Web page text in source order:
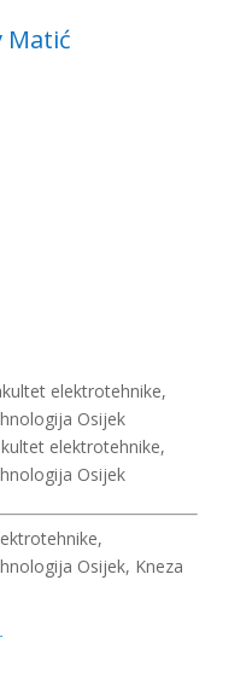
Matić
elektrotehnike,
Osijek
elektrotehnike,
Osijek
Osijek, Kneza